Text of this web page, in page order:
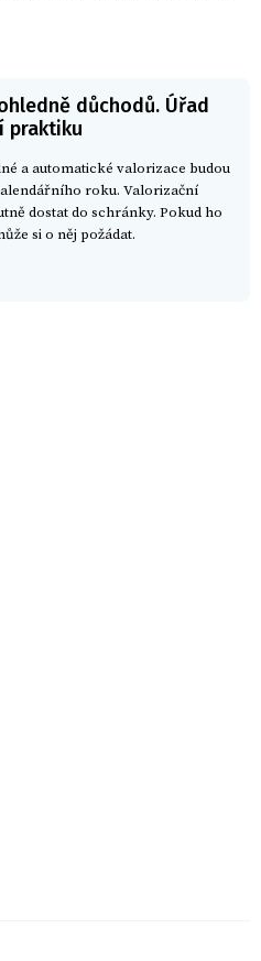
důchodů. Úřad
praktiku
a automatické valorizace budou
roku. Valorizační
dostat do schránky. Pokud ho
si o něj požádat.